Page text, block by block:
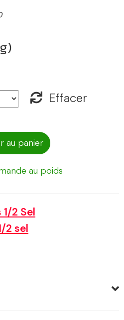
Effacer
au panier
au poids
2 Sel
2 sel